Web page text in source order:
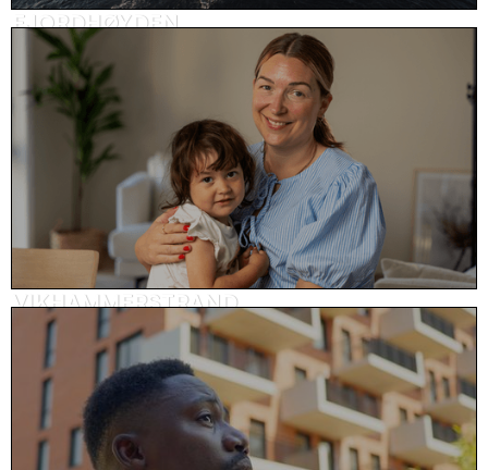
FJORDHØYDEN
Reklame, eiendom
VIKHAMMERSTRAND
Kundehistorie, eiendom